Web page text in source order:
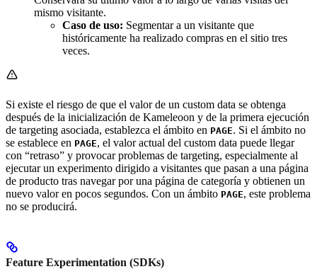
mismo visitante.
Caso de uso: Segmentar a un visitante que
históricamente ha realizado compras en el sitio tres
veces.
Si existe el riesgo de que el valor de un custom data se obtenga
después de la inicialización de Kameleoon y de la primera ejecución
de targeting asociada, establezca el ámbito en PAGE. Si el ámbito no
se establece en PAGE, el valor actual del custom data puede llegar
con “retraso” y provocar problemas de targeting, especialmente al
ejecutar un experimento dirigido a visitantes que pasan a una página
de producto tras navegar por una página de categoría y obtienen un
nuevo valor en pocos segundos. Con un ámbito PAGE, este problema
no se producirá.
Feature Experimentation (SDKs)